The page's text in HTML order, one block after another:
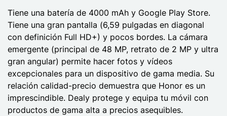
Tiene una batería de 4000 mAh y Google Play Store.
Tiene una gran pantalla (6,59 pulgadas en diagonal
con definición Full HD+) y pocos bordes. La cámara
emergente (principal de 48 MP, retrato de 2 MP y ultra
gran angular) permite hacer fotos y vídeos
excepcionales para un dispositivo de gama media. Su
relación calidad-precio demuestra que Honor es un
imprescindible. Dealy protege y equipa tu móvil con
productos de gama alta a precios asequibles.